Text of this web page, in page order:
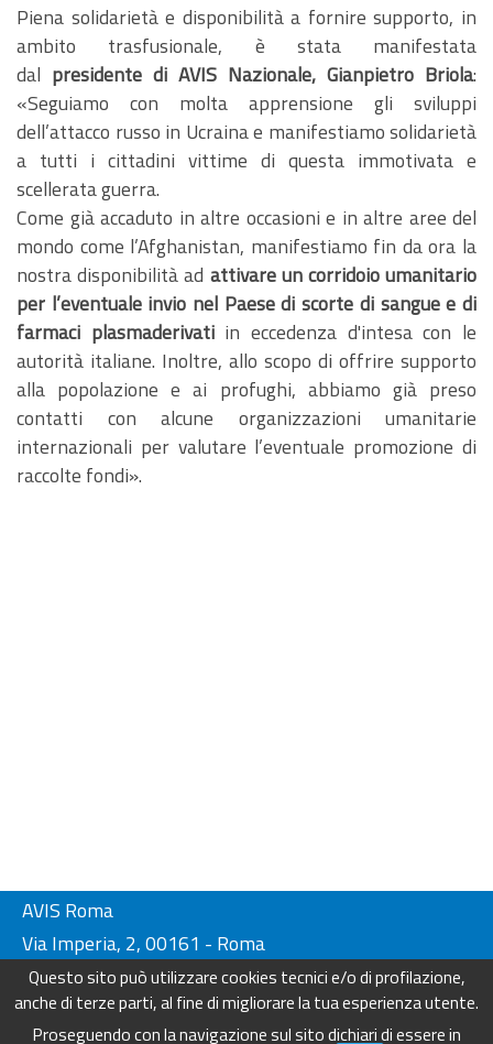
Questo sito può utilizzare cookies tecnici e/o di profilazione,
anche di terze parti, al fine di migliorare la tua esperienza utente.
Proseguendo con la navigazione sul sito dichiari di essere in
Piena solidarietà e disponibilità a fornire supporto, in
ambito trasfusionale, è stata manifestata
dal presidente di AVIS Nazionale, Gianpietro Briola:
«Seguiamo con molta apprensione gli sviluppi
dell’attacco russo in Ucraina e manifestiamo solidarietà
a tutti i cittadini vittime di questa immotivata e
scellerata guerra.
Come già accaduto in altre occasioni e in altre aree del
mondo come l’Afghanistan, manifestiamo fin da ora la
nostra disponibilità ad attivare un corridoio umanitario
per l’eventuale invio nel Paese di scorte di sangue e di
farmaci plasmaderivatiin eccedenza d'intesa con le
autorità italiane. Inoltre, allo scopo di offrire supporto
alla popolazione e ai profughi, abbiamo già preso
contatti con alcune organizzazioni umanitarie
internazionali per valutare l’eventuale promozione di
raccolte fondi».
AVIS Roma
Via Imperia, 2, 00161 - Roma
Tel. 06-44230134/ 4404249
Fax. 06-44230136
info@avisroma.it - www.avisroma.it